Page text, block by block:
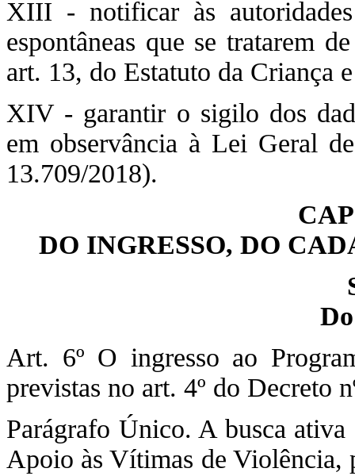
XIII - notificar às autoridades
espontâneas que se tratarem
art. 13, do Estatuto da Criança
XIV - garantir o sigilo dos
em observância à Lei Geral
13.709/2018).
DO INGRESSO, DO
Art. 6º O ingresso ao
previstas no art. 4º do Decreto
Parágrafo Único. A busca ativa
Apoio às Vítimas de Violência,